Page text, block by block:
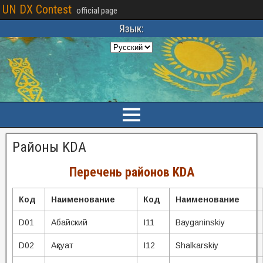
UN DX Contest official page
Язык:
Районы KDA
Перечень районов KDA
Код Наименование Код Наименование
D01 Абайский I11 Bayganinskiy
D02 Ақсуат I12 Shalkarskiy